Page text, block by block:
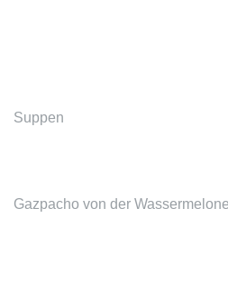
Suppen
Gazpacho von der Wassermelone